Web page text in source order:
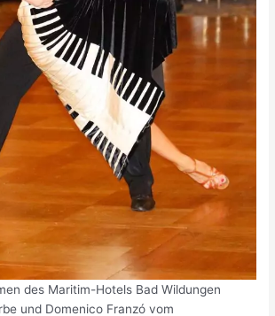
des Maritim-Hotels Bad Wildungen
und Domenico Franzó vom